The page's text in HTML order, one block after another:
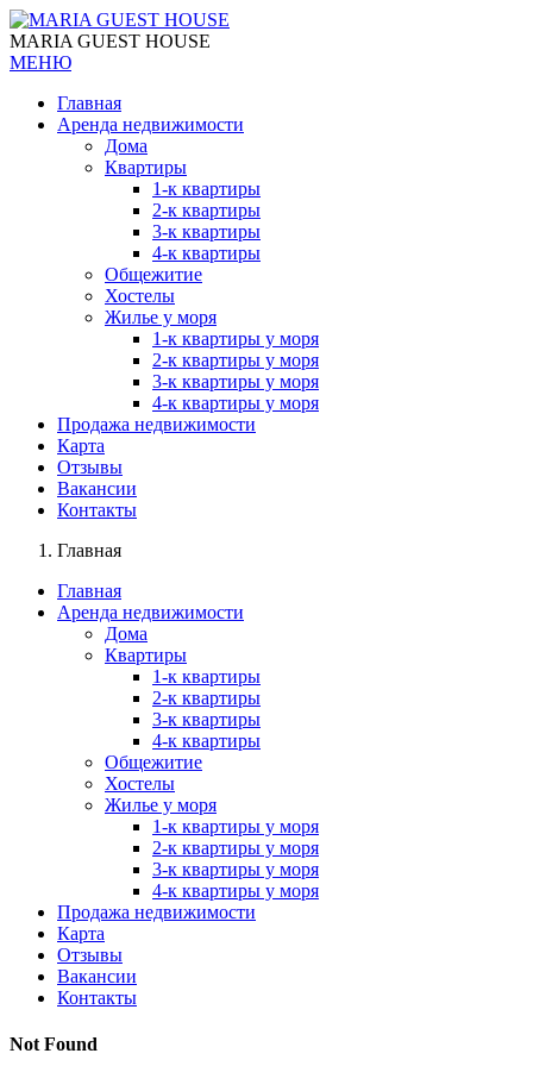
MARIA GUEST HOUSE
МЕНЮ
Главная
Аренда недвижимости
Дома
Квартиры
1-к квартиры
2-к квартиры
3-к квартиры
4-к квартиры
Общежитие
Хостелы
Жилье у моря
1-к квартиры у моря
2-к квартиры у моря
3-к квартиры у моря
4-к квартиры у моря
Продажа недвижимости
Карта
Отзывы
Вакансии
Контакты
Главная
Главная
Аренда недвижимости
Дома
Квартиры
1-к квартиры
2-к квартиры
3-к квартиры
4-к квартиры
Общежитие
Хостелы
Жилье у моря
1-к квартиры у моря
2-к квартиры у моря
3-к квартиры у моря
4-к квартиры у моря
Продажа недвижимости
Карта
Отзывы
Вакансии
Контакты
Not Found